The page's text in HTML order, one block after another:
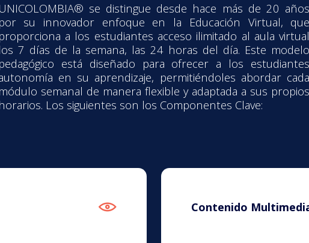
UNICOLOMBIA® se distingue desde hace más de 20 años
por su innovador enfoque en la Educación Virtual, que
proporciona a los estudiantes acceso ilimitado al aula virtual
los 7 días de la semana, las 24 horas del día. Este modelo
pedagógico está diseñado para ofrecer a los estudiantes
en su aprendizaje, permitiéndoles abordar cada
módulo semanal de manera flexible y adaptada a sus propios
horarios. Los siguientes son los Componentes Clave:
Contenido